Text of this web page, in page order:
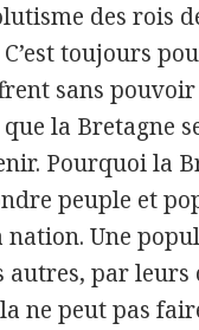
des rois
toujours
sans pouvoir
la Bretagne
Pourquoi la
peuple et
nation. Une
autres, par
ne peut pas